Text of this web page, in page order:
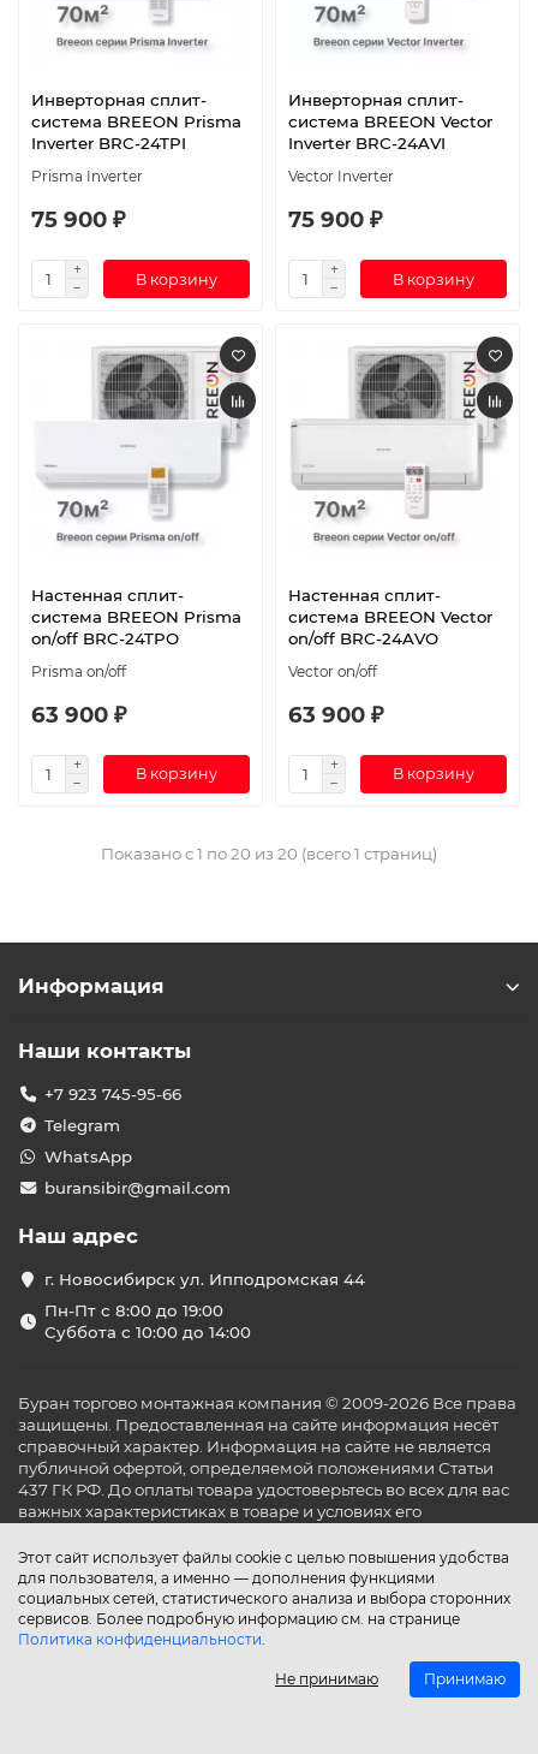
Инверторная сплит-
система BREEON Prisma
Inverter BRC-24TPI
Prisma Inverter
75 900 ₽
В корзину
Инверторная сплит-
система BREEON Vector
Inverter BRC-24AVI
Vector Inverter
75 900 ₽
В корзину
Настенная сплит-
система BREEON Prisma
on/off BRC-24TPO
Prisma on/off
63 900 ₽
В корзину
Настенная сплит-
система BREEON Vector
on/off BRC-24AVO
Vector on/off
63 900 ₽
В корзину
Показано с 1 по 20 из 20 (всего 1 страниц)
Этот сайт использует файлы cookie с целью повышения удобства
для пользователя, а именно — дополнения функциями
социальных сетей, статистического анализа и выбора сторонних
сервисов. Более подробную информацию см. на странице
Политика конфиденциальности.
Не принимаю Принимаю
Информация
Наши контакты
+7 923 745-95-66
Telegram
WhatsApp
buransibir@gmail.com
Наш адрес
г. Новосибирск ул. Ипподромская 44
Пн-Пт с 8:00 до 19:00
Суббота с 10:00 до 14:00
Буран торгово монтажная компания © 2009-2026 Все права
защищены. Предоставленная на сайте информация несёт
справочный характер. Информация на сайте не является
публичной офертой, определяемой положениями Статьи
437 ГК РФ. До оплаты товара удостоверьтесь во всех для вас
важных характеристиках в товаре и условиях его